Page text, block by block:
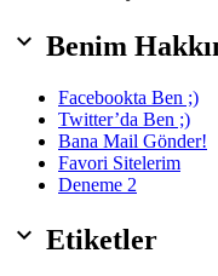
 Benim
Facebookta Ben ;)
Twitter’da Ben ;)
Bana Mail Gönder!
Favori Sitelerim
Deneme 2
 Etiketler